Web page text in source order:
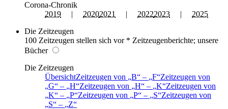
Corona-Chronik
2019 | 20202021 | 20222023 | 2025
Die Zeitzeugen
100 Zeitzeugen stellen sich vor * Zeitzeugenberichte; unsere
Bücher
Die Zeitzeugen
ÜbersichtZeitzeugen von B – F Zeitzeugen von
G
– H Zeitzeugen von H – K Zeitzeugen von
K
– P Zeitzeugen von P – S Zeitzeugen von
S
–
Z